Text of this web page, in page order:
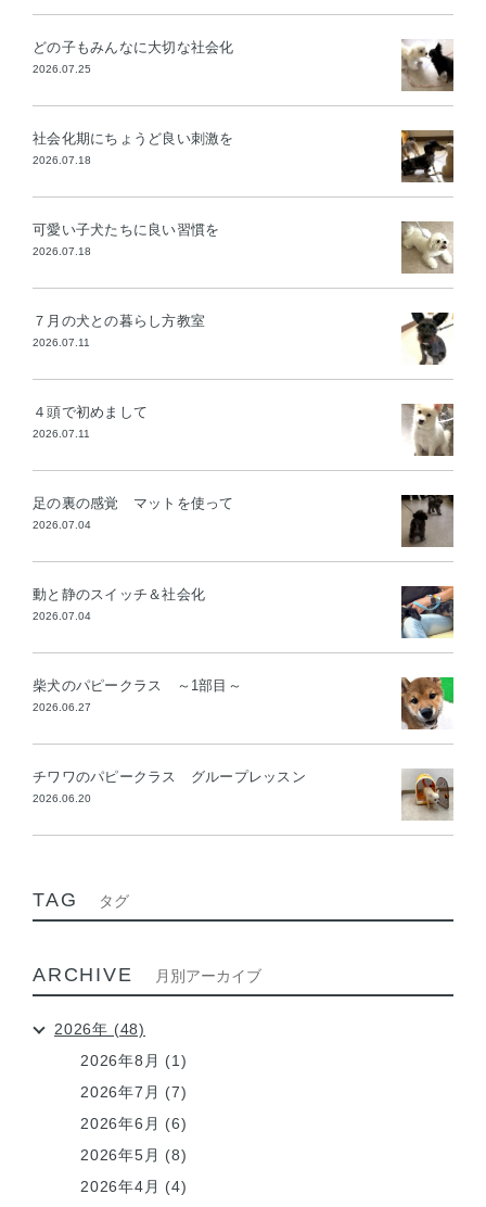
どの子もみんなに大切な社会化
2026.07.25
社会化期にちょうど良い刺激を
2026.07.18
可愛い子犬たちに良い習慣を
2026.07.18
７月の犬との暮らし方教室
2026.07.11
４頭で初めまして
2026.07.11
足の裏の感覚 マットを使って
2026.07.04
動と静のスイッチ＆社会化
2026.07.04
柴犬のパピークラス ～1部目～
2026.06.27
チワワのパピークラス グループレッスン
2026.06.20
TAG タグ
ARCHIVE 月別アーカイブ
2026年 (48)
2026年8月 (1)
2026年7月 (7)
2026年6月 (6)
2026年5月 (8)
2026年4月 (4)